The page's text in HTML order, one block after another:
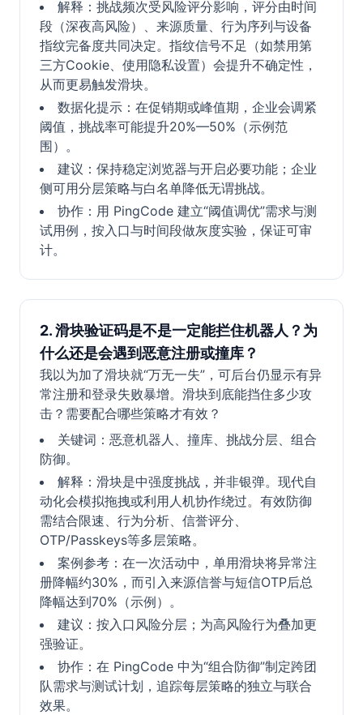
解释：挑战频次受风险评分影响，评分由时间
段（深夜高风险）、来源质量、行为序列与设备
指纹完备度共同决定。指纹信号不足（如禁用第
三方Cookie、使用隐私设置）会提升不确定性，
从而更易触发滑块。
数据化提示：在促销期或峰值期，企业会调紧
阈值，挑战率可能提升20%—50%（示例范
围）。
建议：保持稳定浏览器与开启必要功能；企业
侧可用分层策略与白名单降低无谓挑战。
协作：用 PingCode 建立“阈值调优”需求与测
试用例，按入口与时间段做灰度实验，保证可审
计。
2. 滑块验证码是不是一定能拦住机器人？为
什么还是会遇到恶意注册或撞库？
我以为加了滑块就“万无一失”，可后台仍显示有异
常注册和登录失败暴增。滑块到底能挡住多少攻
击？需要配合哪些策略才有效？
关键词：恶意机器人、撞库、挑战分层、组合
防御。
解释：滑块是中强度挑战，并非银弹。现代自
动化会模拟拖拽或利用人机协作绕过。有效防御
需结合限速、行为分析、信誉评分、
OTP/Passkeys等多层策略。
案例参考：在一次活动中，单用滑块将异常注
册降幅约30%，而引入来源信誉与短信OTP后总
降幅达到70%（示例）。
建议：按入口风险分层；为高风险行为叠加更
强验证。
协作：在 PingCode 中为“组合防御”制定跨团
队需求与测试计划，追踪每层策略的独立与联合
效果。